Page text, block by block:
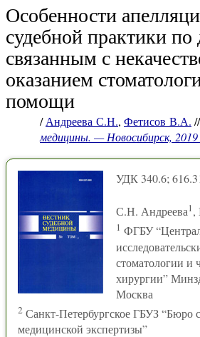
Особенности
судебной практики по
связанным с
оказанием
помощи
/Андреева С.Н., Фетисов В.А. //
медицины. — Новосибирск,
УДК 340.6;
С.Н. Андреева1,
1 ФГБУ
стоматологии и
хирургии”
Москва
2 Санкт-Петербургское ГБУЗ “Бюро
медицинской экспертизы”